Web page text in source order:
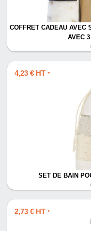
COFFRET CADEAU AVEC
AVEC
4,23 € HT *
SET DE BAIN
2,73 € HT *